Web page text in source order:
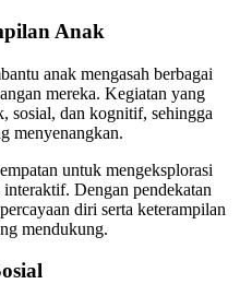
Anak
anak mengasah berbagai
mereka. Kegiatan yang
sosial, dan kognitif, sehingga
menyenangkan.
untuk mengeksplorasi
Dengan pendekatan
diri serta keterampilan
mendukung.